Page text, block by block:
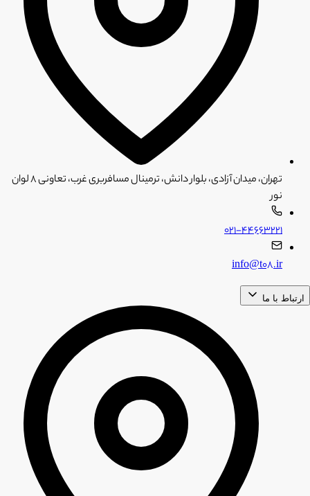
تهران، میدان آزادی، بلوار دانش، ترمینال مسافربری غرب، تعاونی ۸ لوان
نور
۰۲۱-۴۴۶۶۳۲۲۱
info@t08.ir
ارتباط با ما